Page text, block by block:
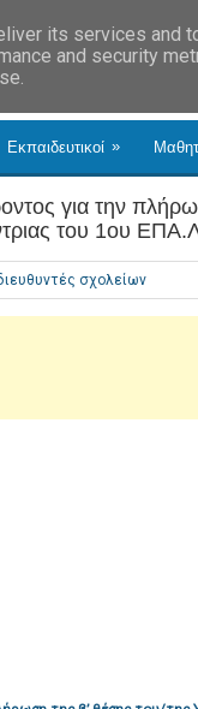
Εκπαιδευτικοί »
για την
του 1ου
σχολείων
its services and
and security